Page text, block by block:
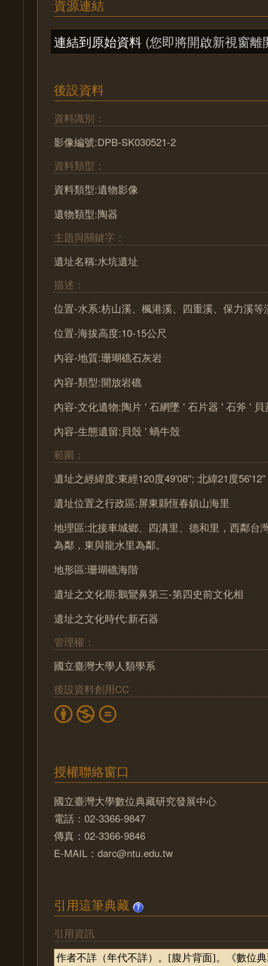
資源連結
連結到原始資料 (您即將開啟新視窗離
後設資料
資料識別：
影像編號:DPB-SK030521-2
資料類型：
資料類型:遺物影像
遺物類型:陶器
主題與關鍵字：
遺址名稱:水坑遺址
描述：
位置-水系:枋山溪、楓港溪、四重溪、保力溪等
位置-海拔高度:10-15公尺
內容-地質:珊瑚礁石灰岩
內容-類型:開放岩礁
內容-文化遺物:陶片 ' 石網墜 ' 石片器 ' 石斧 '
內容-生態遺留:貝殼 ' 蝸牛殼
範圍：
遺址之經緯度:東經120度49'08''; 北緯21度56'12''
遺址位置之行政區:屏東縣恆春鎮山海里
地理區:北接車城鄉、四溝里、德和里，西鄰台
為鄰，東與龍水里為鄰。
地形區:珊瑚礁海階
遺址之文化期:鵝鸞鼻第三-第四史前文化相
遺址之文化時代:新石器
管理權：
國立臺灣大學人類學系
後設資料創用CC
授權聯絡窗口
國立臺灣大學數位典藏研究發展中心
電話：02-3366-9847
傳真：02-3366-9846
E-MAIL：darc@ntu.edu.tw
引用這筆典藏
引用資訊